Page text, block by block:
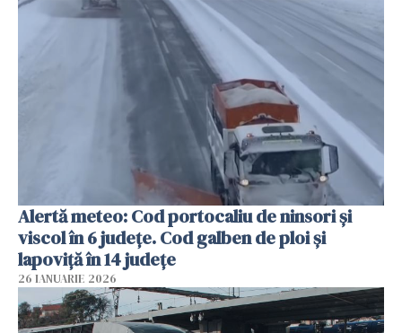
Alertă meteo: Cod portocaliu de ninsori şi
viscol în 6 judeţe. Cod galben de ploi şi
lapoviţă în 14 judeţe
26 IANUARIE 2026